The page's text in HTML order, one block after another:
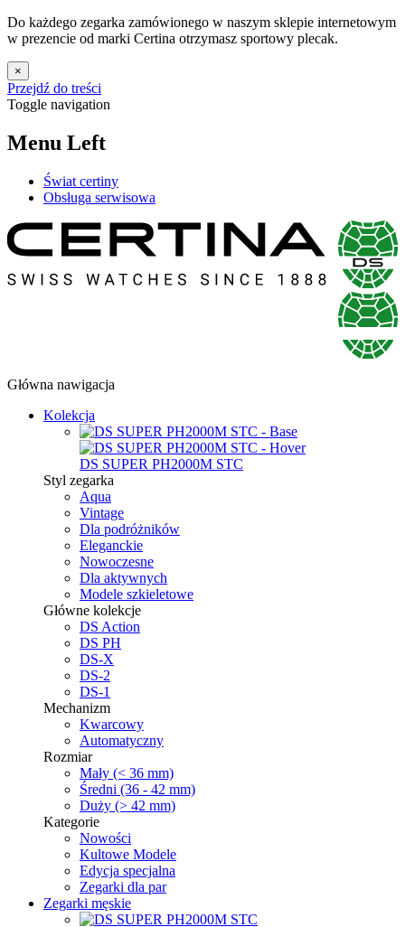
Do każdego zegarka zamówionego w naszym sklepie internetowym
w prezencie od marki Certina otrzymasz sportowy plecak.
×
Przejdź do treści
Toggle navigation
Menu Left
Świat certiny
Obsługa serwisowa
Główna nawigacja
Kolekcja
DS SUPER PH2000M STC
Styl zegarka
Aqua
Vintage
Dla podróżników
Eleganckie
Nowoczesne
Dla aktywnych
Modele szkieletowe
Główne kolekcje
DS Action
DS PH
DS-X
DS-2
DS-1
Mechanizm
Kwarcowy
Automatyczny
Rozmiar
Mały (< 36 mm)
Średni (36 - 42 mm)
Duży (> 42 mm)
Kategorie
Nowości
Kultowe Modele
Edycja specjalna
Zegarki dla par
Zegarki męskie